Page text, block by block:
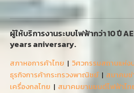
ผู้ให้บริการงานระบบไฟฟ้ากว่า 10 ปี
years aniversary.
สภาหอการค้าไทย | วิศวกรรมสถานแห่ง
ธุรกิจการค้ากระทรวงพาณิชย์| สมาคมช่
เครื่องกลไทย | สมาคมยานยนต์ไฟฟ้าไท